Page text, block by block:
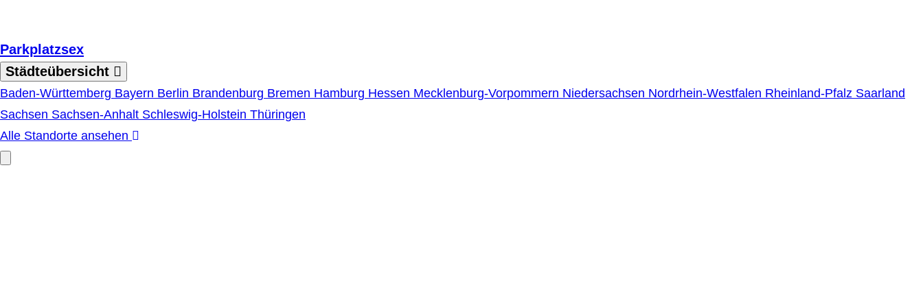
Parkplatzsex
Städteübersicht
Baden-Württemberg Bayern Berlin Brandenburg Bremen Hamburg Hessen Mecklenburg-Vorpommern Niedersachsen Nordrhein-Westfalen Rheinland-Pfalz Saarland
Sachsen Sachsen-Anhalt Schleswig-Holstein Thüringen
Alle Standorte ansehen